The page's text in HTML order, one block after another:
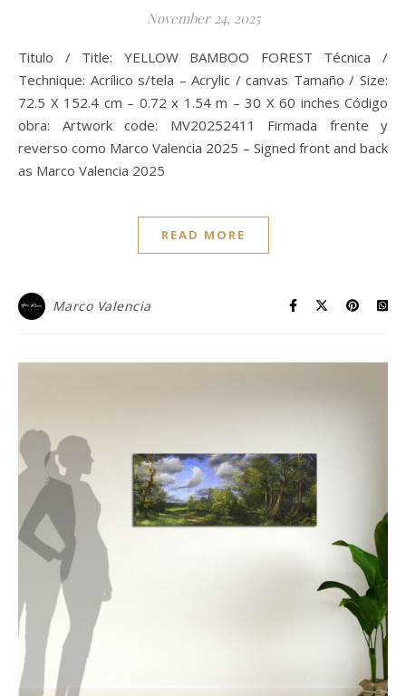
November 24, 2025
Titulo / Title: YELLOW BAMBOO FOREST Técnica /
Technique: Acrílico s/tela – Acrylic / canvas Tamaño / Size:
72.5 X 152.4 cm – 0.72 x 1.54 m – 30 X 60 inches Código
obra: Artwork code: MV20252411 Firmada frente y
reverso como Marco Valencia 2025 – Signed front and back
as Marco Valencia 2025
READ MORE
Marco Valencia